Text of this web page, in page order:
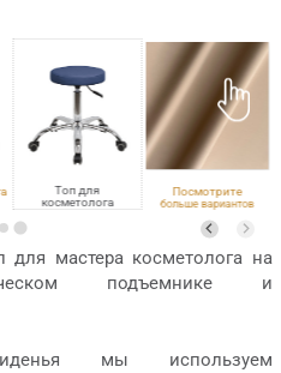
Топ для
косметолога
Посмотрите
больше вариантов
мастера косметолога на
подъемнике и
мы используем